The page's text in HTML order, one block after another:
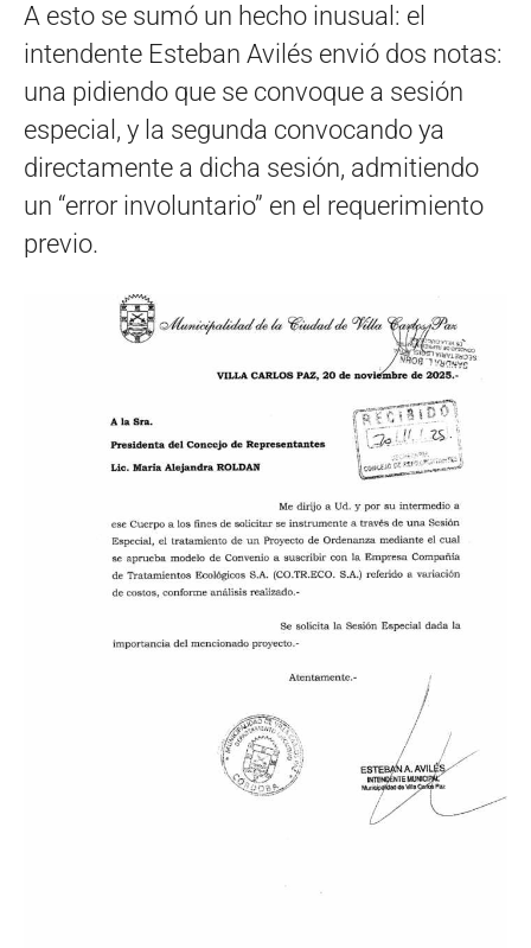
A esto se sumó un hecho inusual: el
intendente Esteban Avilés envió dos notas:
una pidiendo que se convoque a sesión
especial, y la segunda convocando ya
directamente a dicha sesión, admitiendo
un “error involuntario” en el requerimiento
previo.